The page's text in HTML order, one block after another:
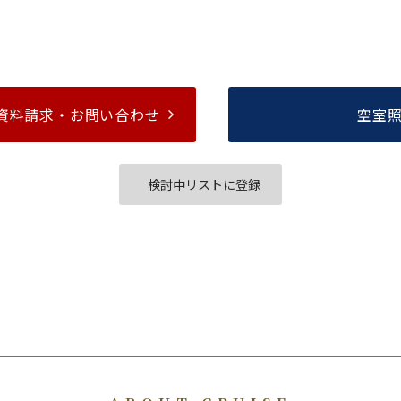
料請求・ お問い合わせ 空室
検討中リストに登録